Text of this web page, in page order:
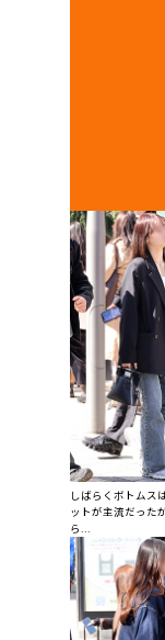
しばらくボトムス
ットが主流だった
ら...